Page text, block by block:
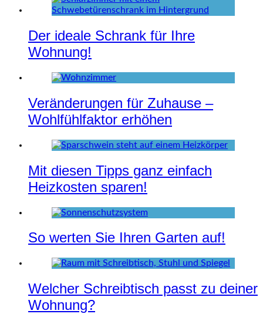
Der ideale Schrank für Ihre
Wohnung!
Veränderungen für Zuhause –
Wohlfühlfaktor erhöhen
Mit diesen Tipps ganz einfach
Heizkosten sparen!
So werten Sie Ihren Garten auf!
Welcher Schreibtisch passt zu deiner
Wohnung?